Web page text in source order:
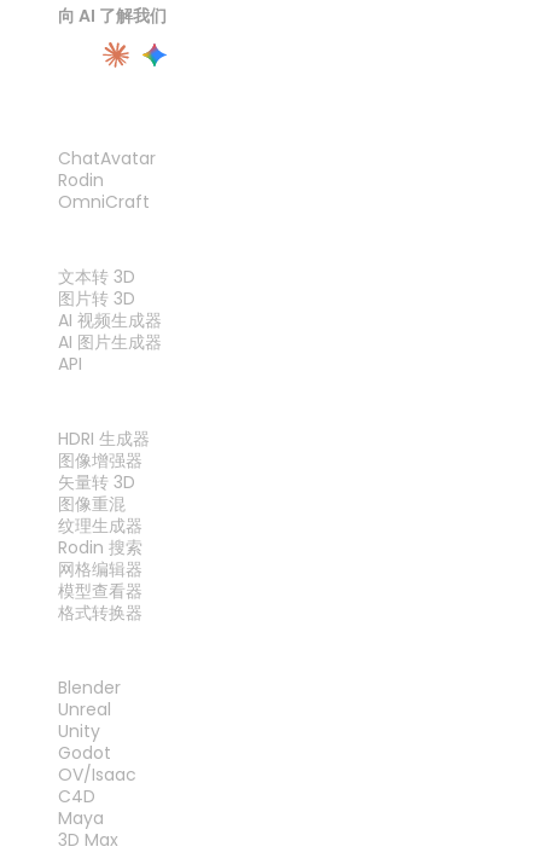
向 AI 了解我们
ChatAvatar
Rodin
OmniCraft
文本转 3D
图片转 3D
AI 视频生成器
AI 图片生成器
API
HDRI 生成器
图像增强器
矢量转 3D
图像重混
纹理生成器
Rodin 搜索
网格编辑器
模型查看器
格式转换器
Blender
Unreal
Unity
Godot
OV/Isaac
C4D
Maya
3D Max